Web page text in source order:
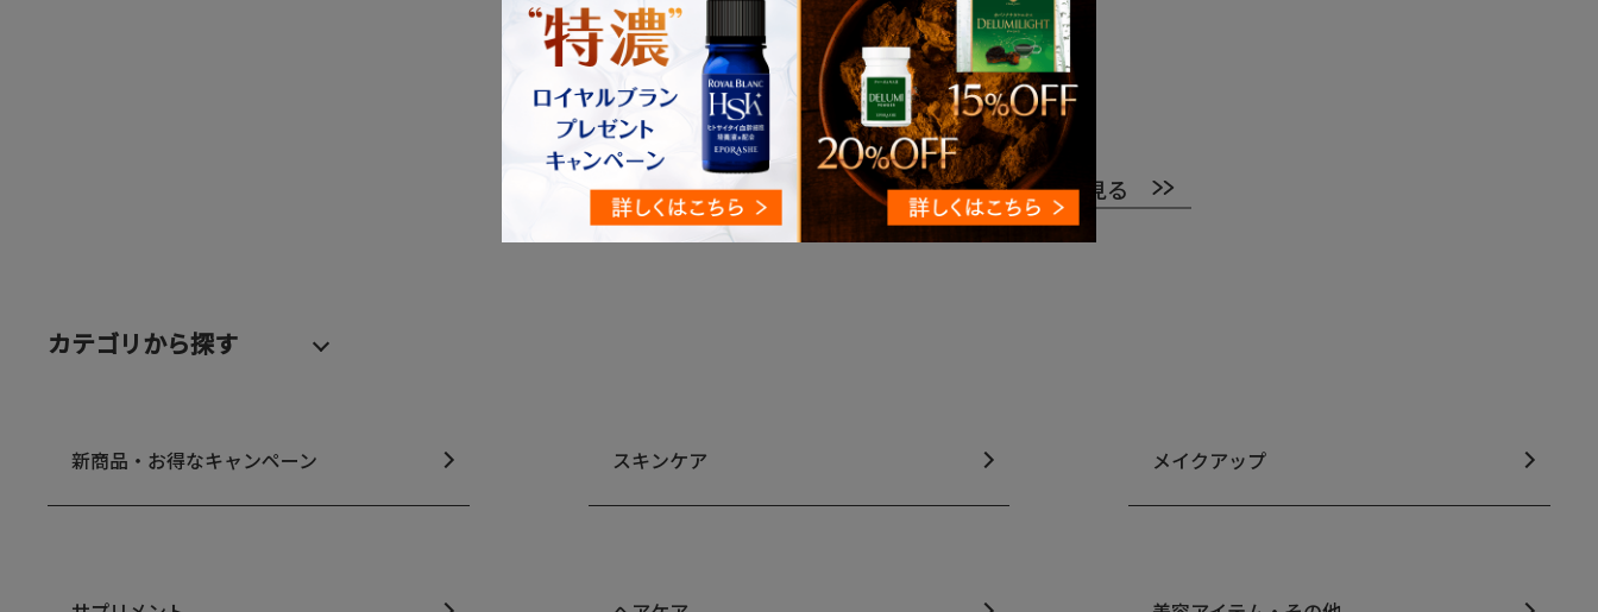
2
Product 商品を探す 一覧で見る
カテゴリから探す
新商品・お得なキャンペーン スキンケア メイクアップ